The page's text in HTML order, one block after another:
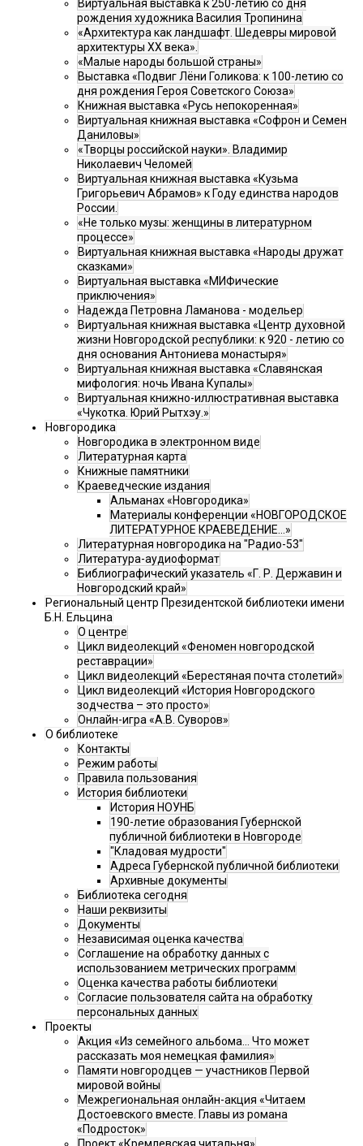
Виртуальная выставка к 250-летию со дня
рождения художника Василия Тропинина
«Архитектура как ландшафт. Шедевры мировой
архитектуры XX века».
«Малые народы большой страны»
Выставка «Подвиг Лёни Голикова: к 100-летию со
дня рождения Героя Советского Союза»
Книжная выставка «Русь непокоренная»
Виртуальная книжная выставка «Софрон и Семен
Даниловы»
«Творцы российской науки». Владимир
Николаевич Челомей
Виртуальная книжная выставка «Кузьма
Григорьевич Абрамов» к Году единства народов
России.
«Не только музы: женщины в литературном
процессе»
Виртуальная книжная выставка «Народы дружат
сказками»
Виртуальная выставка «МИФические
приключения»
Надежда Петровна Ламанова - модельер
Виртуальная книжная выставка «Центр духовной
жизни Новгородской республики: к 920 - летию со
дня основания Антониева монастыря»
Виртуальная книжная выставка «Славянская
мифология: ночь Ивана Купалы»
Виртуальная книжно-иллюстративная выставка
«Чукотка. Юрий Рытхэу.»
Новгородика
Новгородика в электронном виде
Литературная карта
Книжные памятники
Краеведческие издания
Альманах «Новгородика»
Материалы конференции «НОВГОРОДСКОЕ
ЛИТЕРАТУРНОЕ КРАЕВЕДЕНИЕ...»
Литературная новгородика на "Радио-53"
Литература-аудиоформат
Библиографический указатель «Г. Р. Державин и
Новгородский край»
Региональный центр Президентской библиотеки имени
Б.Н. Ельцина
О центре
Цикл видеолекций «Феномен новгородской
реставрации»
Цикл видеолекций «Берестяная почта столетий»
Цикл видеолекций «История Новгородского
зодчества – это просто»
Онлайн-игра «А.В. Суворов»
О библиотеке
Контакты
Режим работы
Правила пользования
История библиотеки
История НОУНБ
190-летие образования Губернской
публичной библиотеки в Новгороде
"Кладовая мудрости"
Адреса Губернской публичной библиотеки
Архивные документы
Библиотека сегодня
Наши реквизиты
Документы
Независимая оценка качества
Соглашение на обработку данных с
использованием метрических программ
Оценка качества работы библиотеки
Согласие пользователя сайта на обработку
персональных данных
Проекты
Акция «Из семейного альбома... Что может
рассказать моя немецкая фамилия»
Памяти новгородцев — участников Первой
мировой войны
Межрегиональная онлайн-акция «Читаем
Достоевского вместе. Главы из романа
«Подросток»